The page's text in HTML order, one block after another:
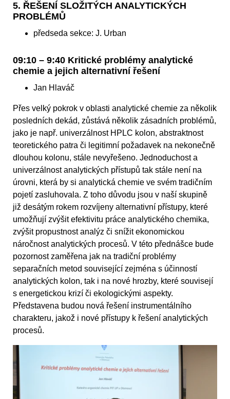
5. ŘEŠENÍ SLOŽITÝCH ANALYTICKÝCH
PROBLÉMŮ
předseda sekce: J. Urban
09:10 – 9:40 Kritické problémy analytické
chemie a jejich alternativní řešení
Jan Hlaváč
Přes velký pokrok v oblasti analytické chemie za několik
posledních dekád, zůstává několik zásadních problémů,
jako je např. univerzálnost HPLC kolon, abstraktnost
teoretického patra či legitimní požadavek na nekonečně
dlouhou kolonu, stále nevyřešeno. Jednoduchost a
univerzálnost analytických přístupů tak stále není na
úrovni, která by si analytická chemie ve svém tradičním
pojetí zasluhovala. Z toho důvodu jsou v naší skupině
již desátým rokem rozvíjeny alternativní přístupy, které
umožňují zvýšit efektivitu práce analytického chemika,
zvýšit propustnost analýz či snížit ekonomickou
náročnost analytických procesů. V této přednášce bude
pozornost zaměřena jak na tradiční problémy
separačních metod související zejména s účinností
analytických kolon, tak i na nové hrozby, které souvisejí
s energetickou krizí či ekologickými aspekty.
Představena budou nová řešení instrumentálního
charakteru, jakož i nové přístupy k řešení analytických
procesů.